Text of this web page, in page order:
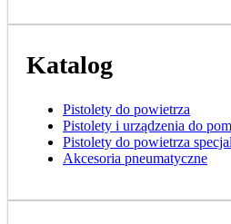
Katalog
Pistolety do powietrza
Pistolety i urządzenia do
Pistolety do powietrza
Akcesoria pneumatyczne